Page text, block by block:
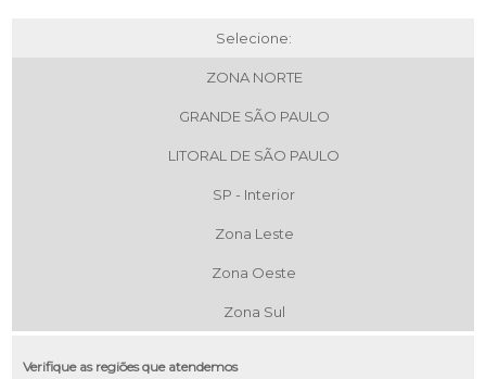
Selecione:
ZONA NORTE
GRANDE SÃO PAULO
LITORAL DE SÃO PAULO
SP - Interior
Zona Leste
Zona Oeste
Zona Sul
Verifique as regiões que atendemos